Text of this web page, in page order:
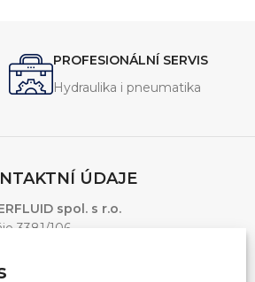
PROFESIONÁLNÍ SERVIS
Hydraulika i pneumatika
ÚDAJE
spol. s r.o.
3381/106
Republika